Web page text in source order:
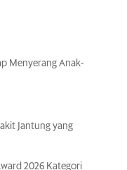
Menyerang Anak-
Jantung yang
2026 Kategori